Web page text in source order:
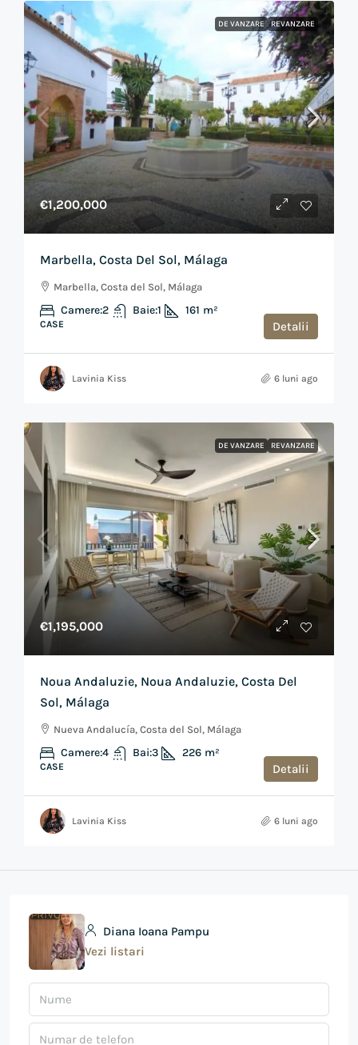
DE VANZARE REVANZARE
€1,200,000
Marbella, Costa Del Sol, Málaga
Marbella, Costa del Sol, Málaga
Camere:2 Baie:1 161 m²
CASE Detalii
Lavinia Kiss 6 luni ago
DE VANZARE REVANZARE
€1,195,000
Noua Andaluzie, Noua Andaluzie, Costa Del
Sol, Málaga
Nueva Andalucía, Costa del Sol, Málaga
Camere:4 Bai:3 226 m²
CASE Detalii
Lavinia Kiss 6 luni ago
Diana Ioana Pampu
Vezi listari